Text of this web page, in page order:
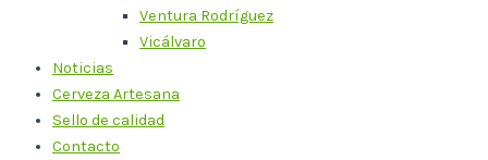
Ventura Rodríguez
Vicálvaro
Noticias
Cerveza Artesana
Sello de calidad
Contacto